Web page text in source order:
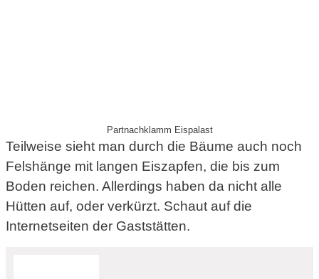
Partnachklamm Eispalast
Teilweise sieht man durch die Bäume auch noch
Felshänge mit langen Eiszapfen, die bis zum
Boden reichen. Allerdings haben da nicht alle
Hütten auf, oder verkürzt. Schaut auf die
Internetseiten der Gaststätten.